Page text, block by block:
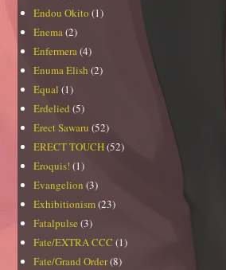
Endou Okito (1)
Enema(2)
Enfermera(4)
Enuma Elish (2)
Equal (1)
Erdelied (5)
Erect Sawaru (52)
ERECT TOUCH(52)
Eroquis! (1)
Evangelion (3)
Exhibitionism(23)
Fatalpulse (3)
Fate/EXTRA CCC (1)
Fate/Grand Order(8)